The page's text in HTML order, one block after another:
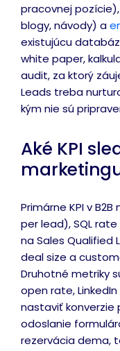
pracovnej
blogy, návody) a
existujúcu
white paper,
audit, za ktorý
Leads treba
kým nie sú
Aké KPI
Primárne KPI v
per lead), SQL
na Sales Qualified
deal size a
Druhotné metriky
open rate,
nastaviť konverzie
odoslanie
rezervácia dema,